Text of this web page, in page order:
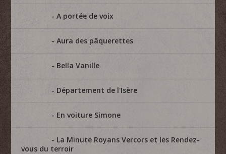
A portée de voix
Aura des pâquerettes
Bella Vanille
Département de l'Isère
En voiture Simone
La Minute Royans Vercors et les Rendez-
vous du terroir